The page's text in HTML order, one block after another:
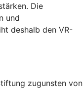
Die
und
deshalb den VR-
zugunsten von